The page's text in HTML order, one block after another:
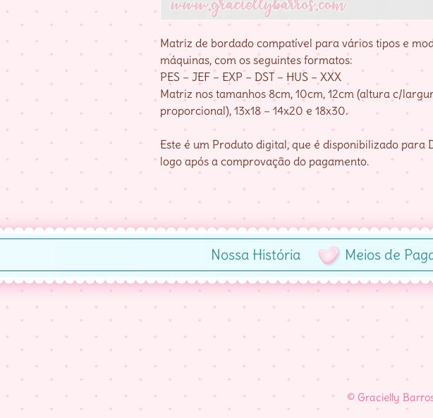
Matriz de bordado compatível para vários tipos e
máquinas, com os seguintes formatos:
PES – JEF – EXP – DST – HUS – XXX
Matriz nos tamanhos 8cm, 10cm, 12cm (altura c/
proporcional), 13x18 – 14x20 e 18x30.
Este é um Produto digital, que é disponibilizado para
logo após a comprovação do pagamento.
Nossa História Meios de
© Gracielly